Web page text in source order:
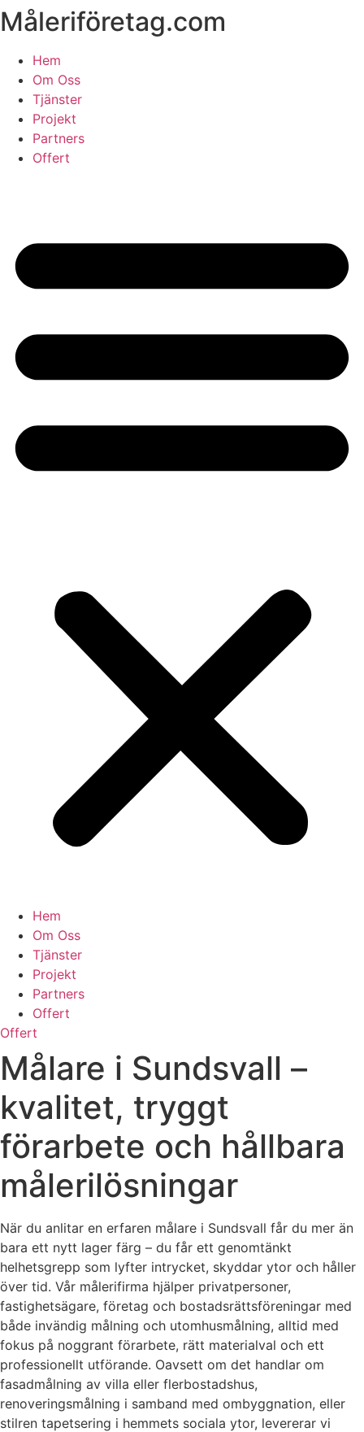
Skip
to
content
Måleriföretag.com
Hem
Om Oss
Tjänster
Projekt
Partners
Offert
Hem
Om Oss
Tjänster
Projekt
Partners
Offert
Offert
Målare i Sundsvall –
kvalitet, tryggt
förarbete och hållbara
målerilösningar
När du anlitar en erfaren målare i Sundsvall får du mer än
bara ett nytt lager färg – du får ett genomtänkt
helhetsgrepp som lyfter intrycket, skyddar ytor och håller
över tid. Vår målerifirma hjälper privatpersoner,
fastighetsägare, företag och bostadsrättsföreningar med
både invändig målning och utomhusmålning, alltid med
fokus på noggrant förarbete, rätt materialval och ett
professionellt utförande. Oavsett om det handlar om
fasadmålning av villa eller flerbostadshus,
renoveringsmålning i samband med ombyggnation, eller
stilren tapetsering i hemmets sociala ytor, levererar vi